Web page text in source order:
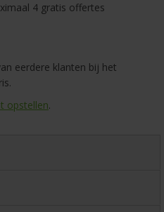
4 gratis offertes
eerdere klanten bij het
opstellen.